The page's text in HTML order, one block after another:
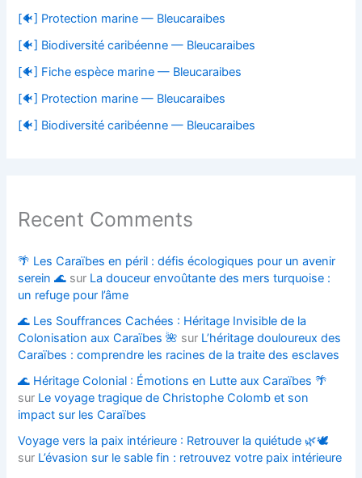
[🐠] Protection marine — Bleucaraibes
[🐠] Biodiversité caribéenne — Bleucaraibes
[🐠] Fiche espèce marine — Bleucaraibes
[🐠] Protection marine — Bleucaraibes
[🐠] Biodiversité caribéenne — Bleucaraibes
Recent Comments
🌴 Les Caraïbes en péril : défis écologiques pour un avenir
serein 🌊 sur La douceur envoûtante des mers turquoise :
un refuge pour l’âme
🌊 Les Souffrances Cachées : Héritage Invisible de la
Colonisation aux Caraïbes 🌺 sur L’héritage douloureux des
Caraïbes : comprendre les racines de la traite des esclaves
🌊 Héritage Colonial : Émotions en Lutte aux Caraïbes 🌴
sur Le voyage tragique de Christophe Colomb et son
impact sur les Caraïbes
Voyage vers la paix intérieure : Retrouver la quiétude 🌿🕊️
sur L’évasion sur le sable fin : retrouvez votre paix intérieure